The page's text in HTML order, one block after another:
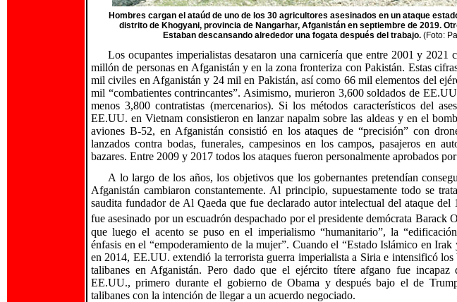
Hombres cargan el ataúd de uno de los 30 agricultores asesinados en un ataque
distrito de Khogyani, provincia de Nangarhar, Afganistán en septiembre de 2019.
Estaban descansando alrededor una fogata después del trabajo. (Foto:
Los ocupantes imperialistas desataron una carnicería que entre 2001 y 2021
millón de personas en Afganistán y en la zona fronteriza con Pakistán. Estas
mil civiles en Afganistán y 24 mil en Pakistán, así como 66 mil elementos del
mil “combatientes contrincantes”. Asimismo, murieron 3,600 soldados de
menos 3,800 contratistas (mercenarios). Si los métodos característicos del
EE.UU. en Vietnam consistieron en lanzar napalm sobre las aldeas y en el
aviones B-52, en Afganistán consistió en los ataques de “precisión” con
lanzados contra bodas, funerales, campesinos en los campos, pasajeros en
bazares. Entre 2009 y 2017 todos los ataques fueron personalmente aprobados
A lo largo de los años, los objetivos que los gobernantes pretendían
Afganistán cambiaron constantemente. Al principio, supuestamente todo se
saudita fundador de Al Qaeda que fue declarado autor intelectual del ataque del
fue asesinado por un escuadrón despachado por el presidente demócrata Barack
que luego el acento se puso en el imperialismo “humanitario”, la
énfasis en el “empoderamiento de la mujer”. Cuando el “Estado Islámico en
en 2014, EE.UU. extendió la terrorista guerra imperialista a Siria e intensificó los
talibanes en Afganistán. Pero dado que el ejército títere afgano fue incapaz
EE.UU., primero durante el gobierno de Obama y después bajo el de
talibanes con la intención de llegar a un acuerdo negociado.